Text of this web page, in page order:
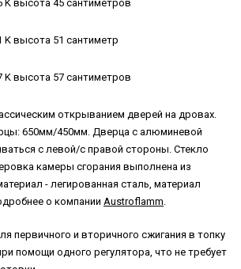
K высота 45 сантиметров
K высота 51 сантиметр
K высота 57 сантиметров
открыванием дверей на дровах.
650мм/450мм. Дверца с алюминевой
с левой/с правой стороны. Стекло
камеры сгорания выполнена из
- легированная сталь, материал
о компании Austroflamm.
первичного и вторичного сжигания в топку
помощи одного регулятора, что не требует